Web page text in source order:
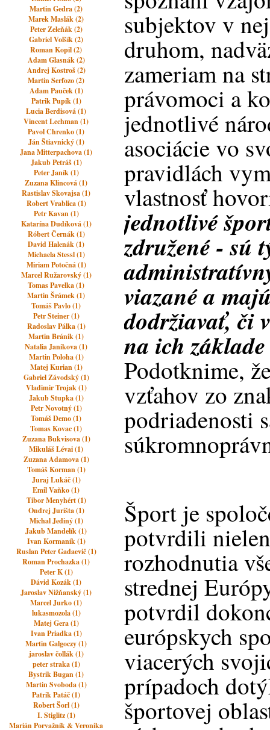
Martin Gedra (2)
Marek Maslák (2)
Peter Zeleňák (2)
Gabriel Volšík (2)
Roman Kopil (2)
Adam Glasnák (2)
Andrej Kostroš (2)
Martin Serfozo (2)
Adam Pauček (1)
Patrik Pupík (1)
Lucia Berdisová (1)
Vincent Lechman (1)
Pavol Chrenko (1)
Ján Štiavnický (1)
Jana Mitterpachova (1)
Jakub Petráš (1)
Peter Janík (1)
Zuzana Klincová (1)
Rastislav Skovajsa (1)
Robert Vrablica (1)
Petr Kavan (1)
Katarína Dudíková (1)
Róbert Černák (1)
David Halenák (1)
Michaela Stessl (1)
Miriam Potočná (1)
Marcel Ružarovský (1)
Tomas Pavelka (1)
Martin Šrámek (1)
Tomáš Pavlo (1)
Petr Steiner (1)
Radoslav Pálka (1)
Martin Bránik (1)
Natalia Janikova (1)
Martin Poloha (1)
Matej Kurian (1)
Gabriel Závodský (1)
Vladimir Trojak (1)
Jakub Stupka (1)
Petr Novotný (1)
Tomáš Demo (1)
Tomas Kovac (1)
Zuzana Bukvisova (1)
Mikuláš Lévai (1)
Zuzana Adamova (1)
Tomáš Korman (1)
Juraj Lukáč (1)
Emil Vaňko (1)
Tibor Menyhért (1)
Ondrej Jurišta (1)
Michal Jediný (1)
Jakub Mandelík (1)
Ivan Kormaník (1)
Ruslan Peter Gadaevič (1)
Roman Prochazka (1)
Peter K (1)
Dávid Kozák (1)
Jaroslav Nižňanský (1)
Marcel Jurko (1)
lukasmozola (1)
Matej Gera (1)
Ivan Priadka (1)
Martin Galgoczy (1)
jaroslav čollák (1)
peter straka (1)
Bystrik Bugan (1)
Martin Svoboda (1)
Patrik Patáč (1)
Robert Šorl (1)
I. Stiglitz (1)
Marián Porvažník & Veronika
subjektov v
druhom,
zameriam na
právomoci a
jednotlivé
asociácie vo
pravidlách
vlastnosť
jednotlivé
združené - sú
viazané a
dodržiavať, či
na ich
Podotknime,
vzťahov zo
podriadenosti
Šport je
potvrdili
rozhodnutia
strednej
potvrdil
európskych
viacerých
prípadoch
športovej